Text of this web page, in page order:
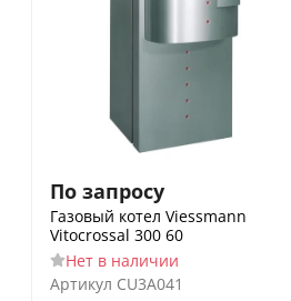
По запросу
Газовый котел Viessmann
Vitocrossal 300 60
Нет в наличии
Артикул CU3A041